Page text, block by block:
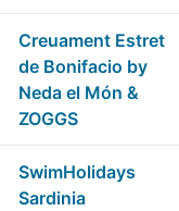
Creuament Estret
de Bonifacio by
Neda el Món &
ZOGGS
SwimHolidays
Sardinia